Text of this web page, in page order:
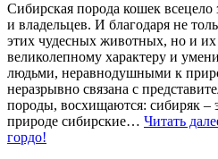
Сибирская порода кошек всецело
и владельцев. И благодаря не
этих чудесных животных, но и их
великолепному характеру и
людьми, неравнодушными к
неразрывно связана с
породы, восхищаются: сибиряк –
природе сибирские… Читать
гордо!